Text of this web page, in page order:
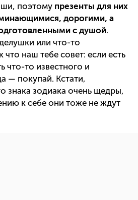
поэтому презенты для них
дорогими, а
с душой.
или что-то
что наш тебе совет: если есть
что-то известного и
— покупай. Кстати,
знака зодиака очень щедры,
к себе они тоже не ждут